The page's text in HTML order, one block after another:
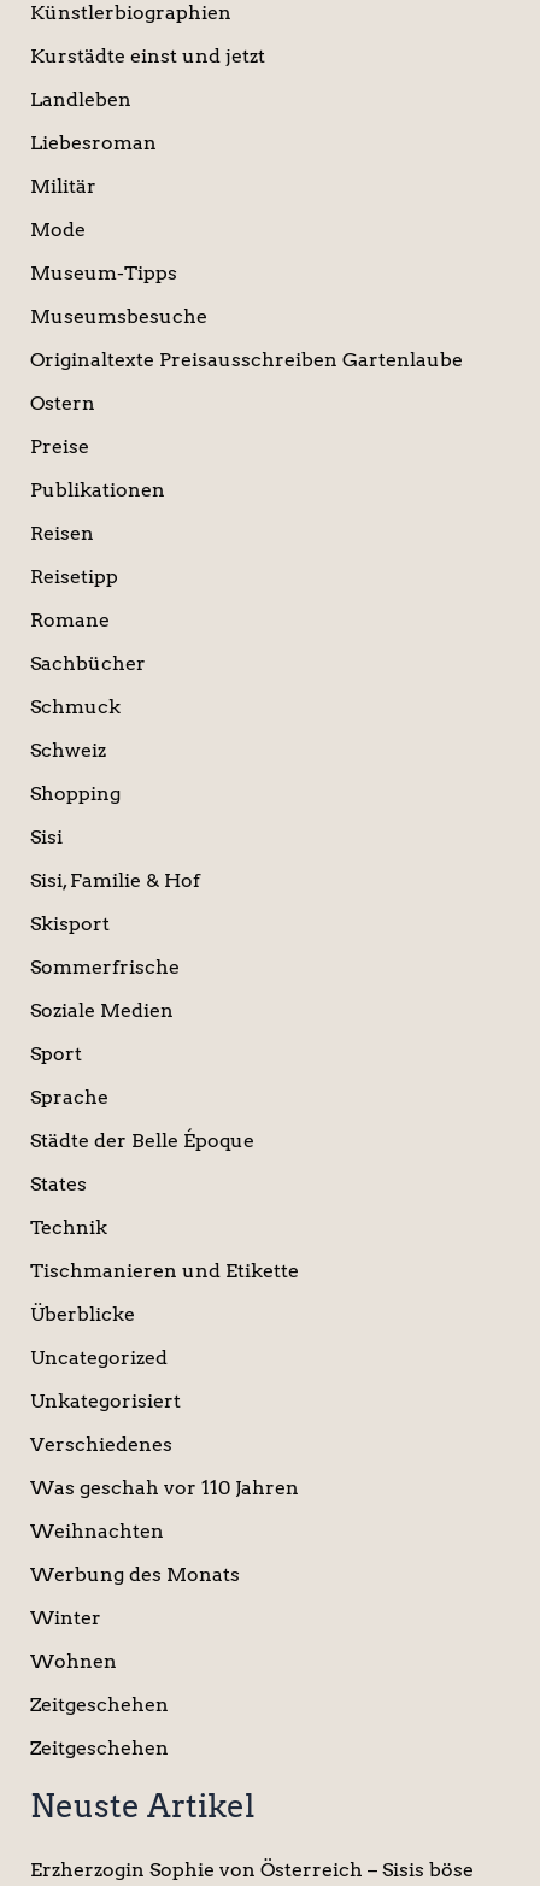
Künstlerbiographien
Kurstädte einst und jetzt
Landleben
Liebesroman
Militär
Mode
Museum-Tipps
Museumsbesuche
Originaltexte Preisausschreiben Gartenlaube
Ostern
Preise
Publikationen
Reisen
Reisetipp
Romane
Sachbücher
Schmuck
Schweiz
Shopping
Sisi
Sisi, Familie & Hof
Skisport
Sommerfrische
Soziale Medien
Sport
Sprache
Städte der Belle Époque
States
Technik
Tischmanieren und Etikette
Überblicke
Uncategorized
Unkategorisiert
Verschiedenes
Was geschah vor 110 Jahren
Weihnachten
Werbung des Monats
Winter
Wohnen
Zeitgeschehen
Zeitgeschehen
Neuste Artikel
Erzherzogin Sophie von Österreich – Sisis böse